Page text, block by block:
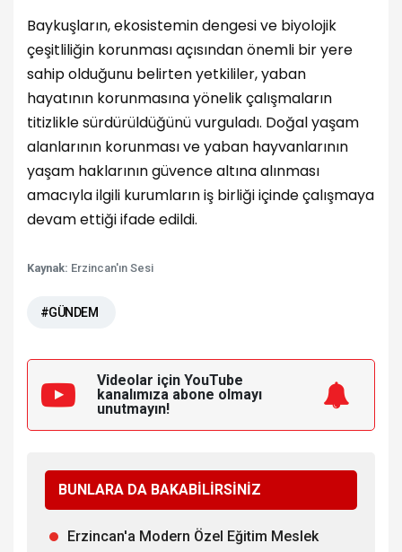
Baykuşların, ekosistemin dengesi ve biyolojik
çeşitliliğin korunması açısından önemli bir yere
sahip olduğunu belirten yetkililer, yaban
hayatının korunmasına yönelik çalışmaların
titizlikle sürdürüldüğünü vurguladı. Doğal yaşam
alanlarının korunması ve yaban hayvanlarının
yaşam haklarının güvence altına alınması
amacıyla ilgili kurumların iş birliği içinde çalışmaya
devam ettiği ifade edildi.
Kaynak: Erzincan'ın Sesi
#GÜNDEM
Videolar için YouTube
kanalımıza abone olmayı
unutmayın!
BUNLARA DA BAKABİLİRSİNİZ
Erzincan'a Modern Özel Eğitim Meslek